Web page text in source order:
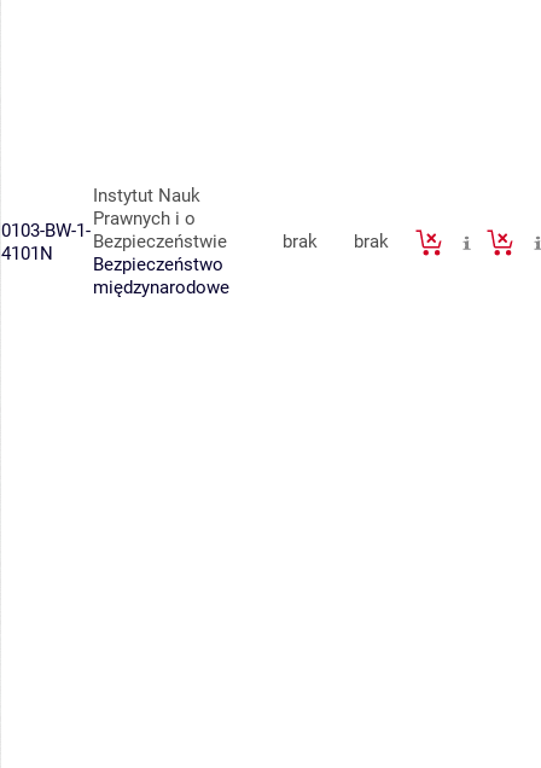
0103-BW-1-
4101N
Instytut Nauk
Prawnych i o
Bezpieczeństwie
Bezpieczeństwo
międzynarodowe
brak brak